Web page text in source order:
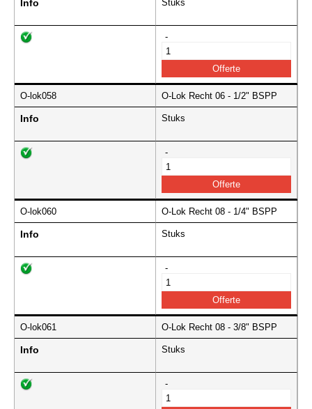
Info Stuks
-
O-lok058 O-Lok Recht 06 - 1/2" BSPP
Info Stuks
-
O-lok060 O-Lok Recht 08 - 1/4" BSPP
Info Stuks
-
O-lok061 O-Lok Recht 08 - 3/8" BSPP
Info Stuks
-